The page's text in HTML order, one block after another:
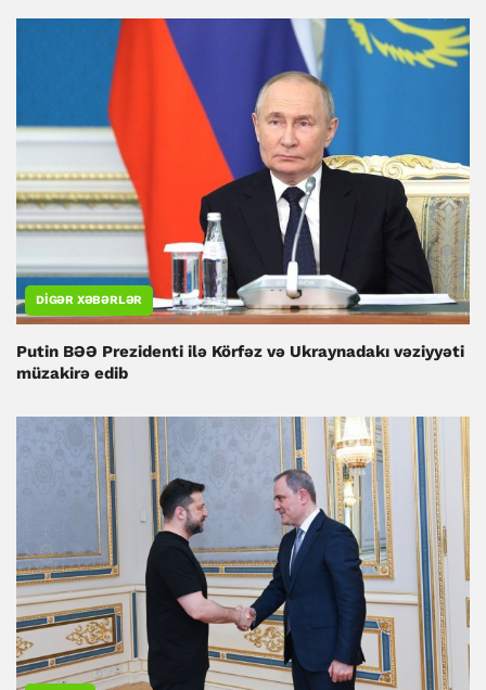
DIGƏR XƏBƏRLƏR
Putin BƏƏ Prezidenti ilə Körfəz və Ukraynadakı vəziyyəti
müzakirə edib